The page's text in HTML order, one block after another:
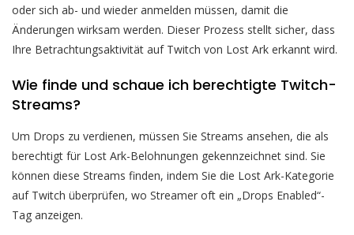
oder sich ab- und wieder anmelden müssen, damit die
Änderungen wirksam werden. Dieser Prozess stellt sicher, dass
Ihre Betrachtungsaktivität auf Twitch von Lost Ark erkannt wird.
Wie finde und schaue ich berechtigte Twitch-
Streams?
Um Drops zu verdienen, müssen Sie Streams ansehen, die als
berechtigt für Lost Ark-Belohnungen gekennzeichnet sind. Sie
können diese Streams finden, indem Sie die Lost Ark-Kategorie
auf Twitch überprüfen, wo Streamer oft ein „Drops Enabled“-
Tag anzeigen.